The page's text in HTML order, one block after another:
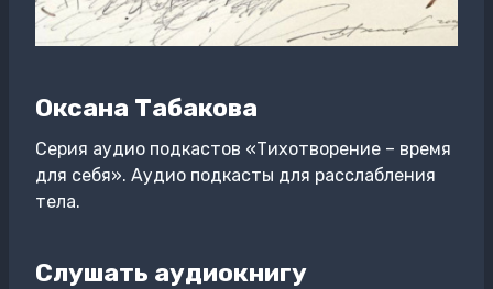
Оксана Табакова
Серия аудио подкастов «Тихотворение – время
для себя». Аудио подкасты для расслабления
тела.
Слушать аудиокнигу